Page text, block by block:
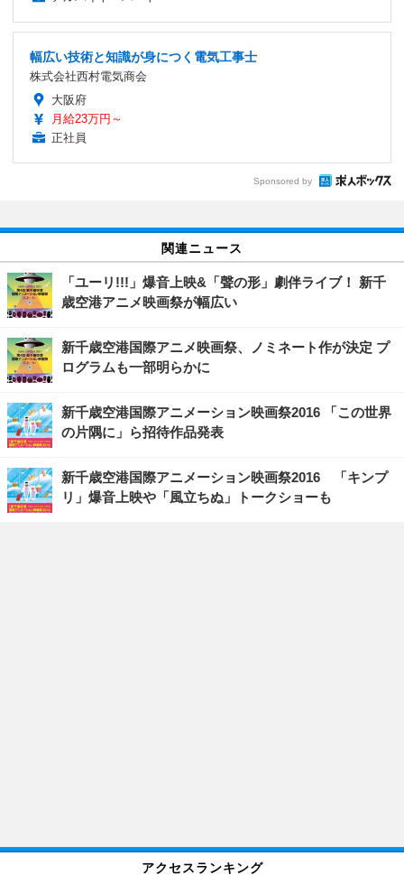
幅広い技術と知識が身につく電気工事士
株式会社西村電気商会
大阪府
月給23万円～
正社員
Sponsored by
関連ニュース
「ユーリ!!!」爆音上映&「聲の形」劇伴ライブ！ 新千
歳空港アニメ映画祭が幅広い
新千歳空港国際アニメ映画祭、ノミネート作が決定 プ
ログラムも一部明らかに
新千歳空港国際アニメーション映画祭2016 「この世界
の片隅に」ら招待作品発表
新千歳空港国際アニメーション映画祭2016 「キンプ
リ」爆音上映や「風立ちぬ」トークショーも
アクセスランキング